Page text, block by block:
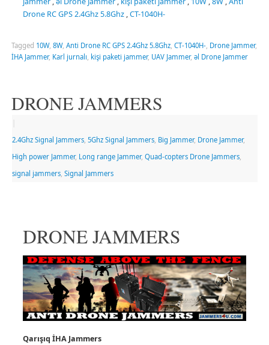
Drone RC GPS 2.4Ghz 5.8Ghz,CT-1040H-
Tagged 10W, 8W, Anti Drone RC GPS 2.4Ghz 5.8Ghz, CT-1040H-, Drone Jammer,
İHA Jammer, Karl jurnalı kişi paketi jammer, UAV Jammer, əl Drone Jammer
DRONE JAMMERS
2.4Ghz Signal Jammers, 5Ghz Signal Jammers, Big Jammer, Drone Jammer,
High power Jammer, Long range Jammer, Quad-copters Drone Jammers,
signal jammers, Signal Jammers
DRONE JAMMERS
Qarışıq İHA Jammers